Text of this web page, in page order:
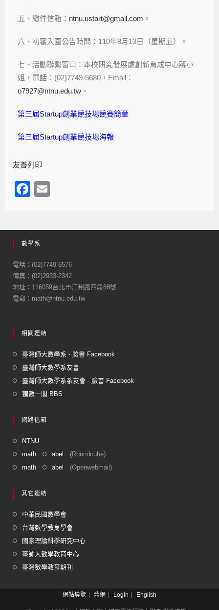
五、繳件信箱： ntnu.ustart@gmail.com 。
六、初審入圍公告時間：110年8月13日（星期五）。
七、活動聯繫窗口：本校研究發展處創新育成中心蔣小
姐，電話：(02)7749-5680，Email：
o7927@ntnu.edu.tw 。
第三屆Startup創業競技場競賽簡章
第三屆Startup創業競技場海報
友善列印
F
e
b
o
o
k
數學系
電話：(02)7749-6576
傳真：(02)2933-2342
地址：116059台北市汀州路四段88號
電郵：math@ntnu.edu.tw
相關連結
臺灣師大數學系 - 臉書 Facebook
臺灣師大數學系友會
臺灣師大數學系系友會 - 臉書 Facebook
獨數一閣 BBS
網路信箱
NTNU
math
abel
(Roundcube)
math
abel (Openwebmail)
其它連結
中華民國數學會
台灣數學教育學會
國家理論科學研究中心
臺師大數學教育中心
臺灣數學教育期刊
網站導覽 舊網 Login English